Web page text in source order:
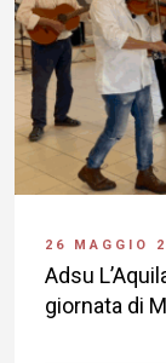
26 MAGGIO
Adsu
giornata di